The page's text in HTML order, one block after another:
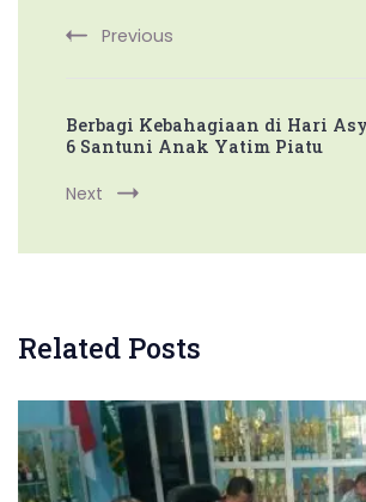
Previous
Berbagi Kebahagiaan di Hari
6 Santuni Anak Yatim Piatu
Next
Related Posts